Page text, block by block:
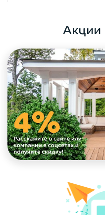
Акции